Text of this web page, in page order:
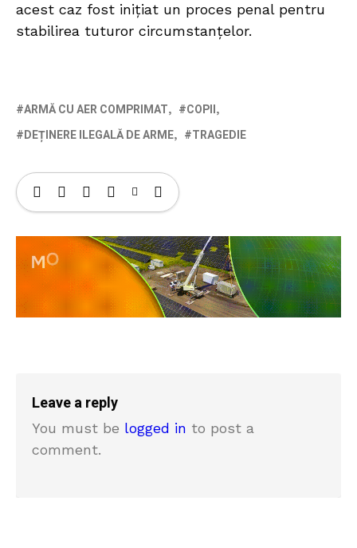
acest caz fost inițiat un proces penal pentru
stabilirea tuturor circumstanțelor.
ARMĂ CU AER COMPRIMAT
COPII
DEȚINERE ILEGALĂ DE ARME
TRAGEDIE
Leave a reply
You must be logged in to post a
comment.